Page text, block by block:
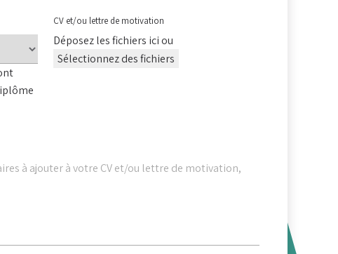
CV et/ou lettre de motivation
Déposez les fichiers ici ou
Sélectionnez des fichiers